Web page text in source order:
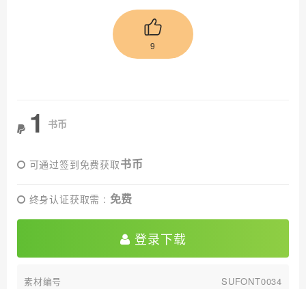
9
1 书币
可通过签到免费获取书币
终身认证获取需 : 免费
登录下载
素材编号 SUFONT0034